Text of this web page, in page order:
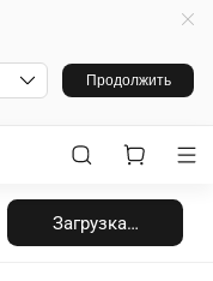
Продолжить
Загрузка…